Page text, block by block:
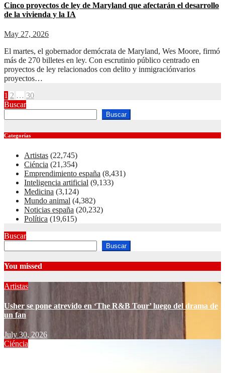
Cinco proyectos de ley de Maryland que afectarán el desarrollo
de la vivienda y la IA
May 27, 2026
El martes, el gobernador demócrata de Maryland, Wes Moore, firmó
más de 270 billetes en ley. Con escrutinio público centrado en
proyectos de ley relacionados con delito y inmigraciónvarios
proyectos…
Posts
pagination
1 2 … 30
Buscar
Buscar
Categorías
Artistas (22,745)
Ciéncia (21,354)
Emprendimiento españa (8,431)
Inteligencia artificial (9,133)
Medicina (3,124)
Mundo animal (4,382)
Noticias españa (20,232)
Política (19,615)
Buscar
Buscar
You missed
Artistas
Usher se pone atrevido en ‘The R&B Tour’ luego del drama de
un fan
July 30, 2026
Ciéncia